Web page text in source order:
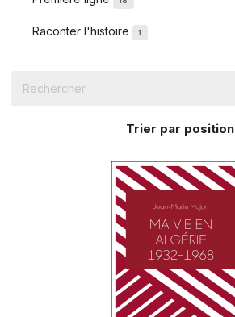
Raconter l'histoire 1
Trier par position